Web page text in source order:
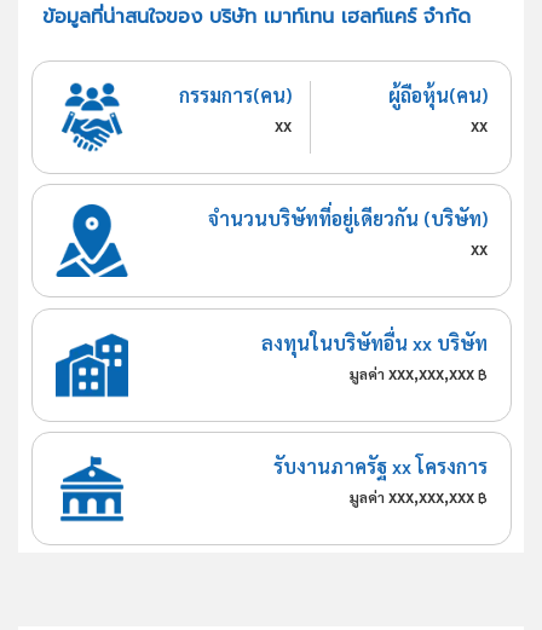
ข้อมูลที่น่าสนใจของ บริษัท เมาท์เทน เฮลท์แคร์ จำกัด
กรรมการ(คน)
xx
ผู้ถือหุ้น(คน)
xx
จำนวนบริษัทที่อยู่เดียวกัน (บริษัท)
xx
ลงทุนในบริษัทอื่น xx บริษัท
มูลค่า xxx,xxx,xxx ฿
รับงานภาครัฐ xx โครงการ
มูลค่า xxx,xxx,xxx ฿